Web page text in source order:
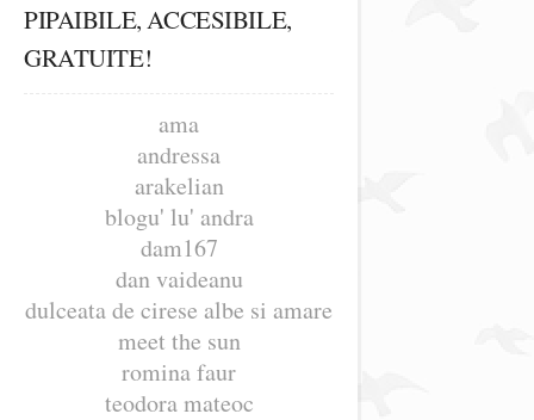
PIPAIBILE, ACCESIBILE,
GRATUITE!
ama
andressa
arakelian
blogu' lu' andra
dam167
dan vaideanu
dulceata de cirese albe si amare
meet the sun
romina faur
teodora mateoc